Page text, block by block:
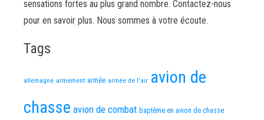
sensations fortes au plus grand nombre. Contactez-nous
pour en savoir plus. Nous sommes à votre écoute.
Tags
allemagne armement armée armée de l'air avion de
chasse avion de combat baptême en avion de chasse